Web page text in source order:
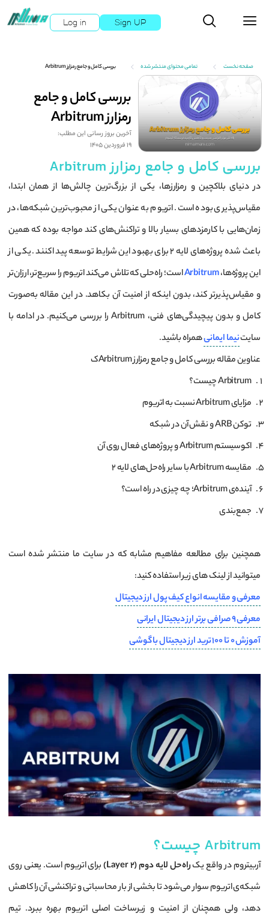
Log in Sign UP
صفحه نخست تمامی محتوای منتشر شده بررسی کامل و جامع رمزارز Arbitrum
بررسی کامل و جامع
رمزارز Arbitrum
آخرین بروز رسانی این مطلب:
19 فروردین 1405
بررسی کامل و جامع رمزارز Arbitrum
در دنیای بلاکچین و رمزارزها، یکی از بزرگ‌ترین چالش‌ها از همان ابتدا،
مقیاس‌پذیری بوده است. اتریوم به عنوان یکی از محبوب‌ترین شبکه‌ها، در
زمان‌هایی با کارمزدهای بسیار بالا و تراکنش‌های کند مواجه بوده که همین
باعث شده پروژه‌های لایه ۲ برای بهبود این شرایط توسعه پیدا کنند. یکی از
این پروژه‌ها،Arbitrumاست؛ راه‌حلی که تلاش می‌کند اتریوم را سریع‌تر، ارزان‌تر
و مقیاس‌پذیرتر کند، بدون اینکه از امنیت آن بکاهد. در این مقاله به‌صورت
کامل و بدون پیچیدگی‌های فنی، Arbitrum را بررسی می‌کنیم. در ادامه با
سایتنیما ایمانیهمراه باشید.
عناوین مقاله بررسی کامل و جامع رمزارز Arbitrumک
Arbitrum چیست؟
مزایای Arbitrum نسبت به اتریوم
توکن ARB و نقش آن در شبکه
اکوسیستم Arbitrum و پروژه‌های فعال روی آن
مقایسه Arbitrum با سایر راه‌حل‌های لایه ۲
آینده‌ی Arbitrum؛ چه چیزی در راه است؟
جمع‌بندی
همچنین برای مطالعه مفاهیم مشابه که در سایت ما منتشر شده است
میتوانید از لینک های زیر استفاده کنید:
معرفی و مقایسه انواع کیف پول ارز دیجیتال
معرفی 9 صرافی برتر ارز دیجیتال ایرانی
آموزش 0 تا 100 ترید ارز دیجیتال با گوشی
Arbitrum چیست؟
آربیتروم در واقع یکراه‌حل لایه دوم (Layer 2)
برای اتریوم است. یعنی روی
شبکه‌ی اتریوم سوار می‌شود تا بخشی از بار محاسباتی و تراکنشی آن را کاهش
دهد، ولی همچنان از امنیت و زیرساخت اصلی اتریوم بهره ببرد. تیم